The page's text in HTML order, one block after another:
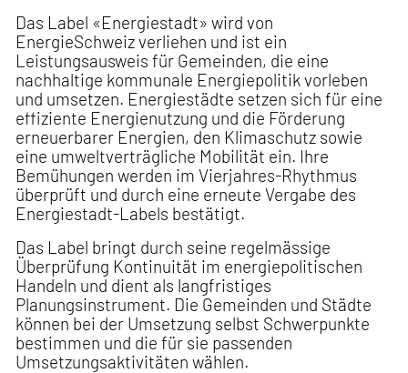
Das Label «Energiestadt» wird von
EnergieSchweiz verliehen und ist ein
Leistungsausweis für Gemeinden, die eine
nachhaltige kommunale Energiepolitik vorleben
und umsetzen. Energiestädte setzen sich für eine
effiziente Energienutzung und die Förderung
erneuerbarer Energien, den Klimaschutz sowie
eine umweltverträgliche Mobilität ein. Ihre
Bemühungen werden im Vierjahres-Rhythmus
überprüft und durch eine erneute Vergabe des
Energiestadt-Labels bestätigt.
Das Label bringt durch seine regelmässige
Überprüfung Kontinuität im energiepolitischen
Handeln und dient als langfristiges
Planungsinstrument. Die Gemeinden und Städte
können bei der Umsetzung selbst Schwerpunkte
bestimmen und die für sie passenden
Umsetzungsaktivitäten wählen.